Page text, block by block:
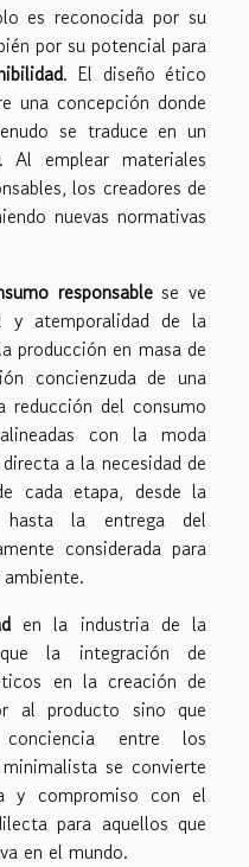
es reconocida por su
por su potencial para
. El diseño ético
una concepción donde
se traduce en un
Al emplear materiales
los creadores de
nuevas normativas
responsablese ve
y atemporalidad de la
producción en masa de
concienzuda de una
reducción del consumo
con la moda
a la necesidad de
cada etapa, desde la
hasta la entrega del
considerada para
en la industria de la
la integración de
en la creación de
al producto sino que
entre los
se convierte
y compromiso con el
para aquellos que
en el mundo.